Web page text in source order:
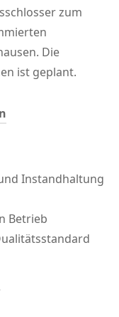
zum
Die
ist geplant.
Instandhaltung
Betrieb